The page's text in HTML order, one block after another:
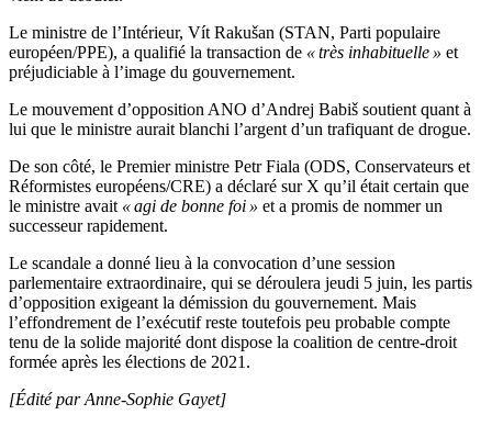
Le ministre de l’Intérieur, Vít Rakušan (STAN, Parti populaire
européen/PPE), a qualifié la transaction de « très inhabituelle » et
préjudiciable à l’image du gouvernement.
Le mouvement d’opposition ANO d’Andrej Babiš soutient quant à
lui que le ministre aurait blanchi l’argent d’un trafiquant de drogue.
De son côté, le Premier ministre Petr Fiala (ODS, Conservateurs et
Réformistes européens/CRE) a déclaré sur X qu’il était certain que
le ministre avait « agi de bonne foi » et a promis de nommer un
successeur rapidement.
Le scandale a donné lieu à la convocation d’une session
parlementaire extraordinaire, qui se déroulera jeudi 5 juin, les partis
d’opposition exigeant la démission du gouvernement. Mais
l’effondrement de l’exécutif reste toutefois peu probable compte
tenu de la solide majorité dont dispose la coalition de centre-droit
formée après les élections de 2021.
[Édité par Anne-Sophie Gayet]